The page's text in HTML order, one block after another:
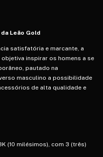
Leão Gold
satisfatória e marcante, a
inspirar os homens a se
pautado na
masculino a possibilidade
de alta qualidade e
(10 milésimos), com 3 (três)